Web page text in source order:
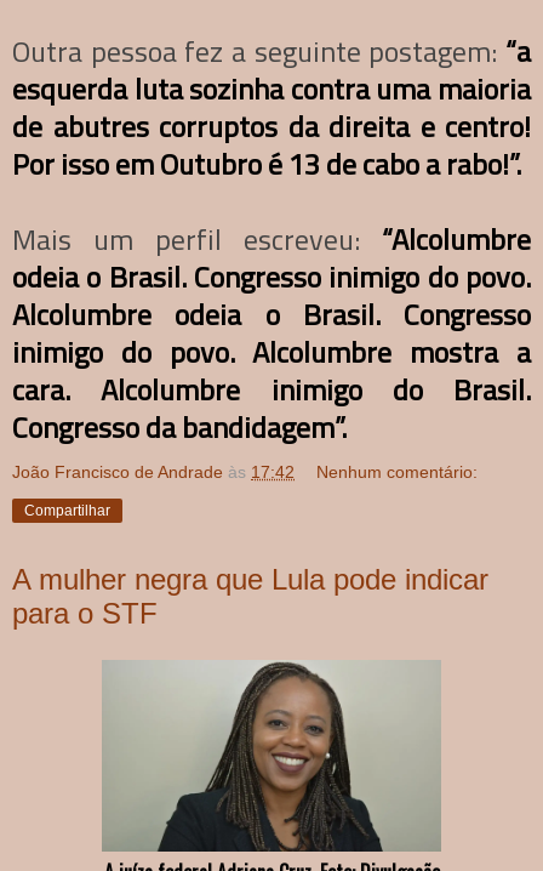
Outra pessoa fez a seguinte postagem: “a
esquerda luta sozinha contra uma maioria
de abutres corruptos da direita e centro!
Por isso em Outubro é 13 de cabo a rabo!”.
Mais um perfil escreveu: “Alcolumbre
odeia o Brasil. Congresso inimigo do povo.
Alcolumbre odeia o Brasil. Congresso
inimigo do povo. Alcolumbre mostra a
cara. Alcolumbre inimigo do Brasil.
Congresso da bandidagem”.
João Francisco de Andrade às 17:42 Nenhum comentário:
Compartilhar
A mulher negra que Lula pode indicar
para o STF